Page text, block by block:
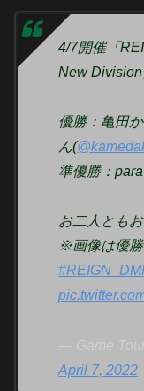
4/7開催「
New
優勝：亀田
ん(
準優勝：
お二人とも
※画像は優
— Game
April 7, 2022